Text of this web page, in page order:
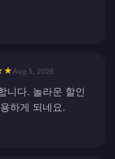
★ Aug 5, 2026
니다. 놀라운 할인
하게 되네요.